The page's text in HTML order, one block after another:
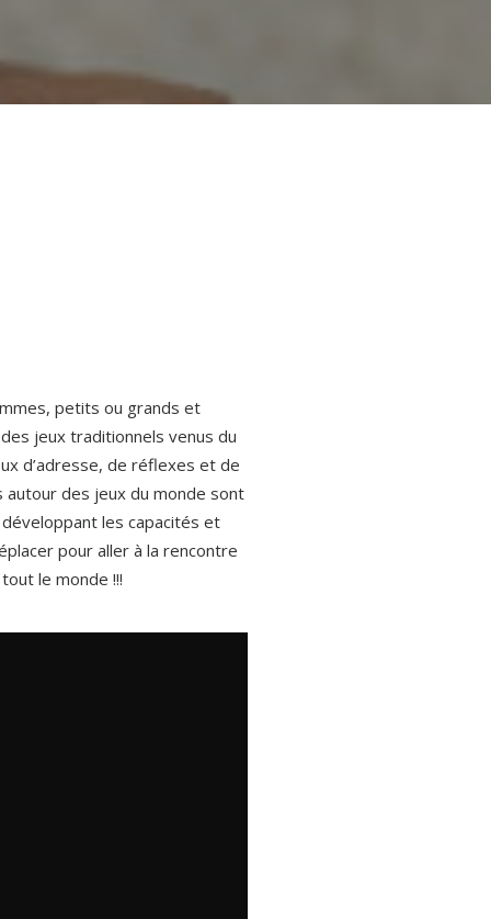
petits ou grands et
jeux traditionnels venus du
d’adresse, de réflexes et de
des jeux du monde sont
les capacités et
pour aller à la rencontre
le monde !!!